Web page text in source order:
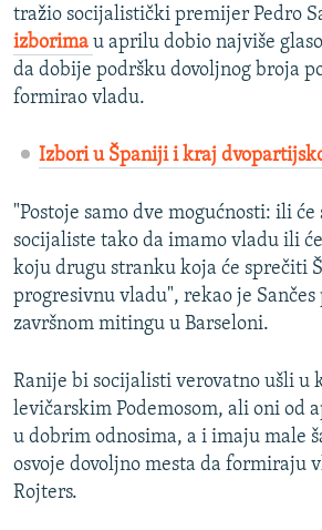
tražio socijalistički premijer Pedro
izborima u aprilu dobio najviše
da dobije podršku dovoljnog broja
formirao vladu.
Izbori u Španiji i kraj
"Postoje samo dve mogućnosti: ili će
socijaliste tako da imamo vladu ili
koju drugu stranku koja će sprečiti
progresivnu vladu", rekao je
završnom mitingu u Barseloni.
Ranije bi socijalisti verovatno ušli u
levičarskim Podemosom, ali oni od
u dobrim odnosima, a i imaju male
osvoje dovoljno mesta da formiraju
Rojters.